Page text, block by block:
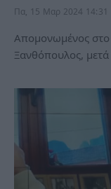
Πα, 15 Μαρ 2024 14:31
Απομονωμένος στο
Ξανθόπουλος,